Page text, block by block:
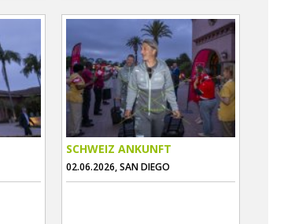
SCHWEIZ ANKUNFT
02.06.2026, SAN DIEGO